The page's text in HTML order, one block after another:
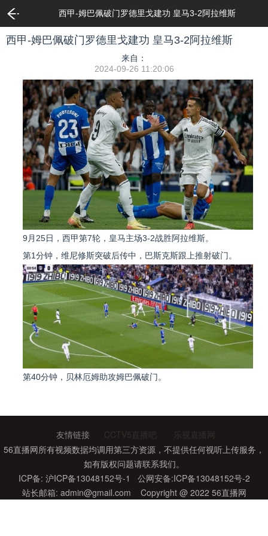
西甲-姆巴佩破门罗德里戈建功 皇马3-2阿拉维斯
西甲-姆巴佩破门罗德里戈建功 皇马3-2阿拉维斯
来自：
2024-09-26 11:20:06
9月25日，西甲第7轮，皇马主场3-2战胜阿拉维斯。
第1分钟，维尼修斯突破后传中，巴斯克斯跟上推射破门。
第40分钟，贝林厄姆助攻姆巴佩破门。
第48分钟，罗德里戈右侧一条龙破门。
友情链接 CCTV5直播吧
乐视直播网
56直播网所有视频数据均调用第三方资源，不提供任何视听上传服务，
如有版权问题请联系我们。
ICP备: 沪ICP备13048152号-1 公网安备:ICP备13048152号-2
站长邮箱: admin@gmail.com Copyright @ 2022 56直播网